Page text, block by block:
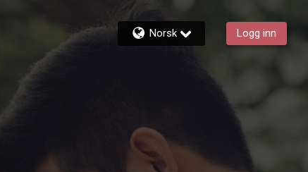
Norsk Logg inn